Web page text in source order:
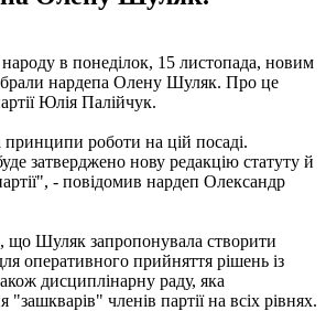
народу в понеділок, 15 листопада, новим
нардепа Олену Шуляк. Про це
Юлія Палійчук.
роботи на цій посаді.
затверджено нову редакцію статуту й
- повідомив нардеп Олександр
що Шуляк запропонувала створити
оперативного прийняття рішень із
дисциплінарну раду, яка
"зашкварів" членів партії на всіх рівнях.